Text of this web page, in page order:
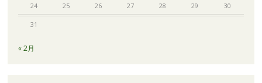
24 25 26 27 28 29 30
31
« 2月